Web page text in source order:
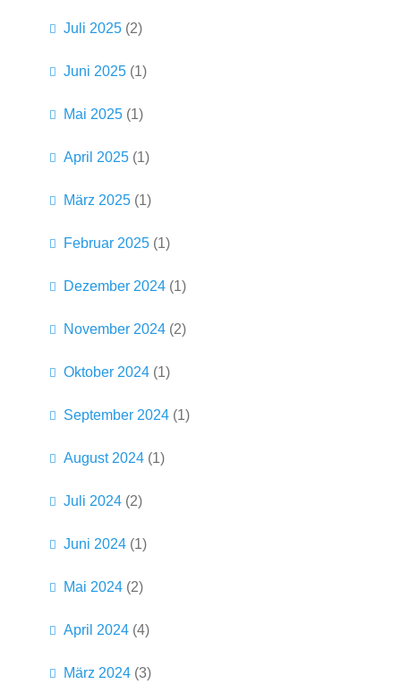
Juli 2025 (2)
Juni 2025 (1)
Mai 2025 (1)
April 2025 (1)
März 2025 (1)
Februar 2025 (1)
Dezember 2024 (1)
November 2024 (2)
Oktober 2024 (1)
September 2024 (1)
August 2024 (1)
Juli 2024 (2)
Juni 2024 (1)
Mai 2024 (2)
April 2024 (4)
März 2024 (3)